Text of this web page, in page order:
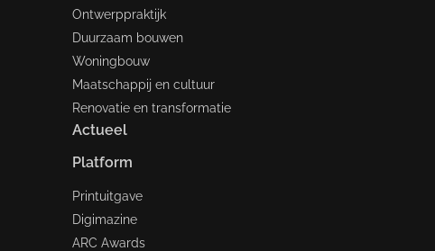
Ontwerppraktijk
Duurzaam bouwen
Woningbouw
Maatschappij en cultuur
Renovatie en transformatie
Actueel
Platform
Printuitgave
Digimazine
ARC Awards